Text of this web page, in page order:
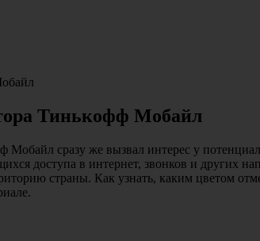
Тинькофф Мобайл
сразу же вызвал интерес у
доступа в интернет, звонков и
страны. Как узнать, каким цветом